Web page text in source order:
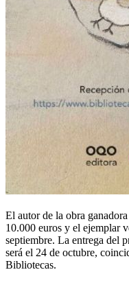
El autor de la obra
10.000 euros y el ejemplar
septiembre. La entrega del
será el 24 de octubre,
Bibliotecas.